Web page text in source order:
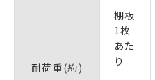
耐荷重(約)
棚板
1枚
あた
り